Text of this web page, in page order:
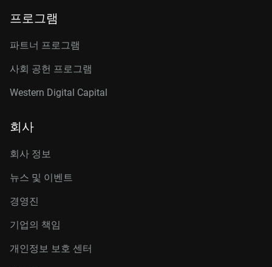
프로그램
파트너 프로그램
사회 공헌 프로그램
Western Digital Capital
회사
회사 정보
뉴스 및 이벤트
경영진
기업의 책임
개인정보 보호 센터